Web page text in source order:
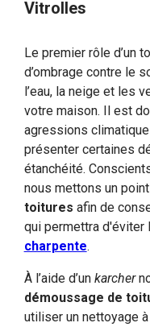
Vitrolles
Le premier rôle d’un
d’ombrage contre le
l’eau, la neige et les
votre maison. Il est
agressions
présenter certaines
étanchéité.
nous mettons un point
toitures afin de
qui permettra
charpente.
À l’aide d’un karcher
démoussage de
utiliser un nettoyage